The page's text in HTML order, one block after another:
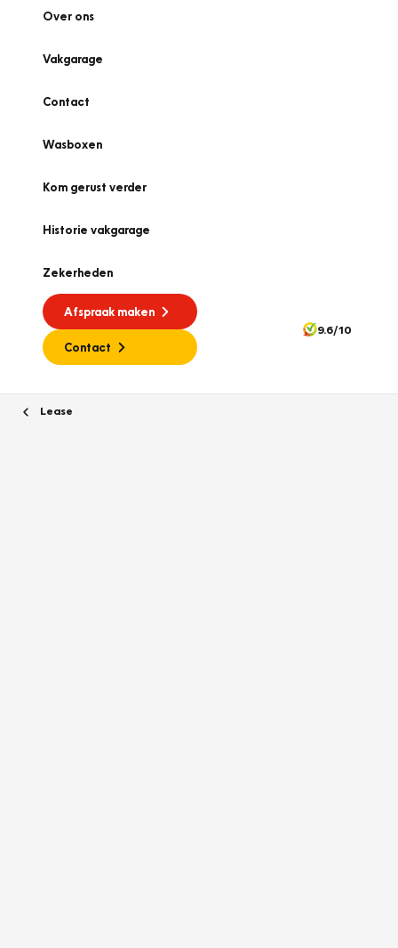
Over ons
Vakgarage
Contact
Wasboxen
Kom gerust verder
Historie vakgarage
Zekerheden
Afspraak maken
Contact
9.6/10
Lease